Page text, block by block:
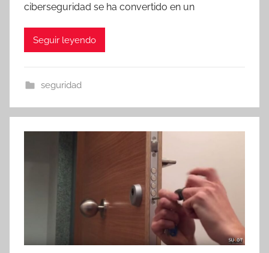
ciberseguridad se ha convertido en un
Seguir leyendo
seguridad